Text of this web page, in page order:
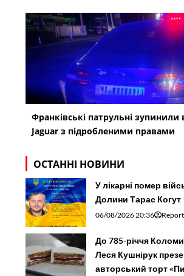
Франківські патрульні зупинили
Jaguar з підробленими правами
ОСТАННІ НОВИНИ
У лікарні помер
Долини Тарас Когут
06/08/2026 20:36
До 785-річчя
Леся Кушнірук
авторський торт